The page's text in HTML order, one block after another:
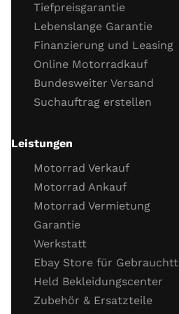
Kühlflüssigkeit (Stand,
Kühlsystemverbindungen
Motor Dichtigkeit
Motor Kaltstartverhalten
Motorlauf
Gasannahme
Öl
Probefahrt
Probefahrt
Verhalten Bremsen
Verhalten Beschleunigung
Funktion Getriebe
Funktion
Tiefpreisgarantie
Lebenslange Garantie
Finanzierung und Leasing
Online Motorradkauf
Bundesweiter Versand
Suchauftrag erstellen
Leistungen
Motorrad Verkauf
Motorrad Ankauf
Motorrad Vermietung
Garantie
Werkstatt
Ebay Store für
Held Bekleidungscenter
Zubehör & Ersatzteile